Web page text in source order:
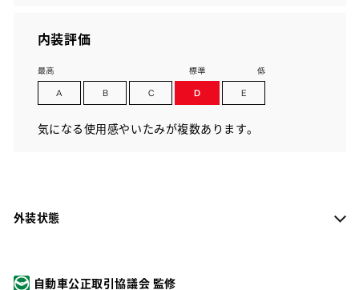
内装評価
気になる使用感やいたみが複数あります。
外装状態
自動車公正取引協議会 監修